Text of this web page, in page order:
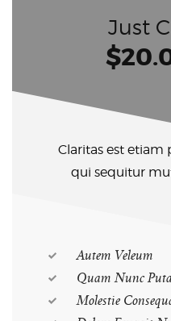
Just
Claritas est etiam
qui sequitur
Autem Veleum
Quam Nunc
Molestie